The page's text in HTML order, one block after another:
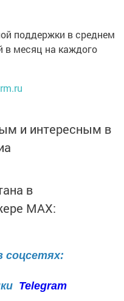
поддержки в среднем
в месяц на каждого
и интересным в
в
MАХ:
соцсетях:
Telegram